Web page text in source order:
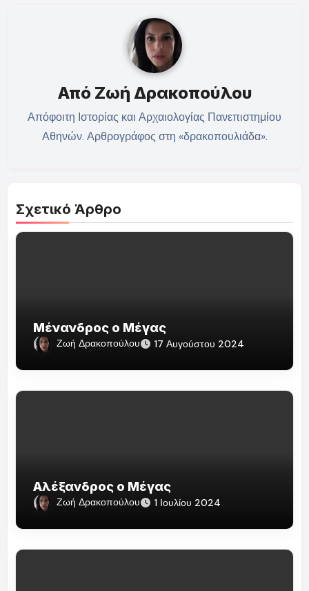
Από Ζωή Δρακοπούλου
Απόφοιτη Ιστορίας και Αρχαιολογίας Πανεπιστημίου
Αθηνών. Αρθρογράφος στη «δρακοπουλιάδα».
Σχετικό Άρθρο
Μένανδρος ο Μέγας
Ζωή Δρακοπούλου 17 Αυγούστου 2024
Αλέξανδρος ο Μέγας
Ζωή Δρακοπούλου 1 Ιουλίου 2024